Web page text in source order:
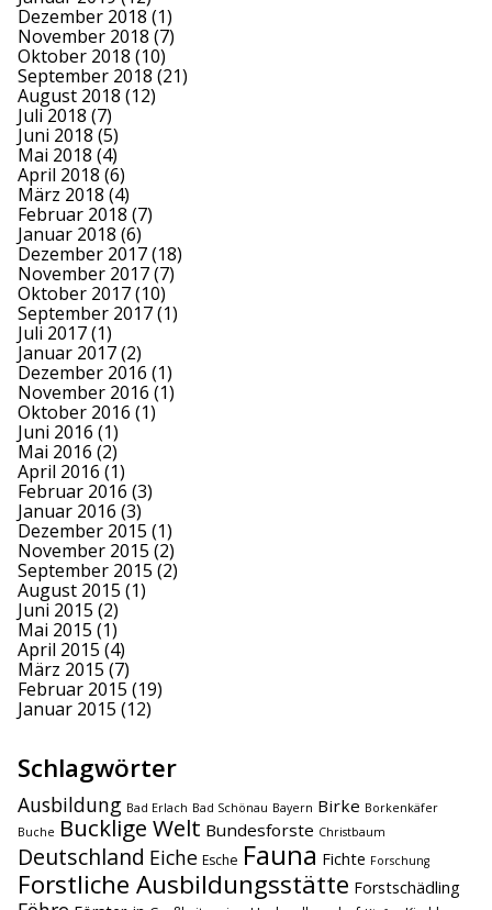
Dezember 2018 (1)
November 2018 (7)
Oktober 2018 (10)
September 2018 (21)
August 2018 (12)
Juli 2018 (7)
Juni 2018 (5)
Mai 2018 (4)
April 2018 (6)
März 2018 (4)
Februar 2018 (7)
Januar 2018 (6)
Dezember 2017(18)
November 2017(7)
Oktober 2017(10)
September 2017(1)
Juli 2017(1)
Januar 2017(2)
Dezember 2016 (1)
November 2016 (1)
Oktober 2016 (1)
Juni 2016 (1)
Mai 2016 (2)
April 2016 (1)
Februar 2016 (3)
Januar 2016 (3)
Dezember 2015 (1)
November 2015 (2)
September 2015 (2)
August 2015 (1)
Juni 2015 (2)
Mai 2015 (1)
April 2015 (4)
März 2015 (7)
Februar 2015 (19)
Januar 2015 (12)
Schlagwörter
Ausbildung Bad Erlach Bad Schönau Bayern Birke Borkenkäfer
Buche Bucklige Welt Bundesforste Christbaum
Deutschland Eiche Esche Fauna Fichte Forschung
Forstliche Ausbildungsstätte Forstschädling